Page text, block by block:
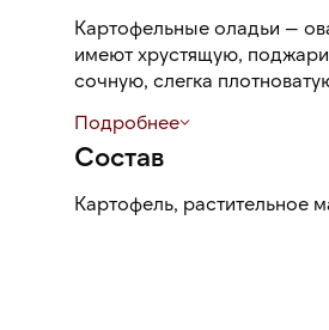
Картофельные оладьи —
имеют хрустящую,
сочную, слегка
Подробнее
Состав
Картофель, растительное